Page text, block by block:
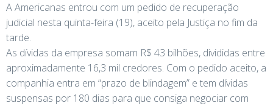
A Americanas entrou com um pedido de recuperação
judicial nesta quinta-feira (19), aceito pela Justiça no fim da
tarde.
As dívidas da empresa somam R$ 43 bilhões, divididas entre
aproximadamente 16,3 mil credores. Com o pedido aceito, a
companhia entra em “prazo de blindagem” e tem dívidas
suspensas por 180 dias para que consiga negociar com